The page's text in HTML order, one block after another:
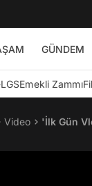
GÜNDEM
Emekli Zammı
Video 'İlk Gün